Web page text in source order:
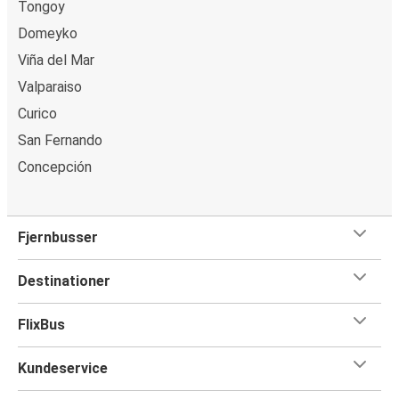
Tongoy
Domeyko
Viña del Mar
Valparaiso
Curico
San Fernando
Concepción
Fjernbusser
Destinationer
FlixBus
Kundeservice